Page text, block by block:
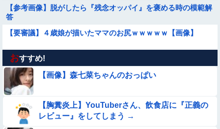
【参考画像】脱がしたら『残念オッパイ』を褒める時の模範解
答
【要審議】４歳娘が描いたママのお尻ｗｗｗｗｗ【画像】
【動画像】女の子「ウエスト？・・・60㎝だよ！」
【動画】白人「日本で一番美味い食べ物はこれな、試してみ
ろ！飛ぶぞ」
【動画】町の中華料理屋さん、娘の採用で人気店になってしま
おすすめ!
【画像】森七菜ちゃんのおっぱい
【胸糞炎上】YouTuberさん、飲食店に『正義の
レビュー』をしてしまう →